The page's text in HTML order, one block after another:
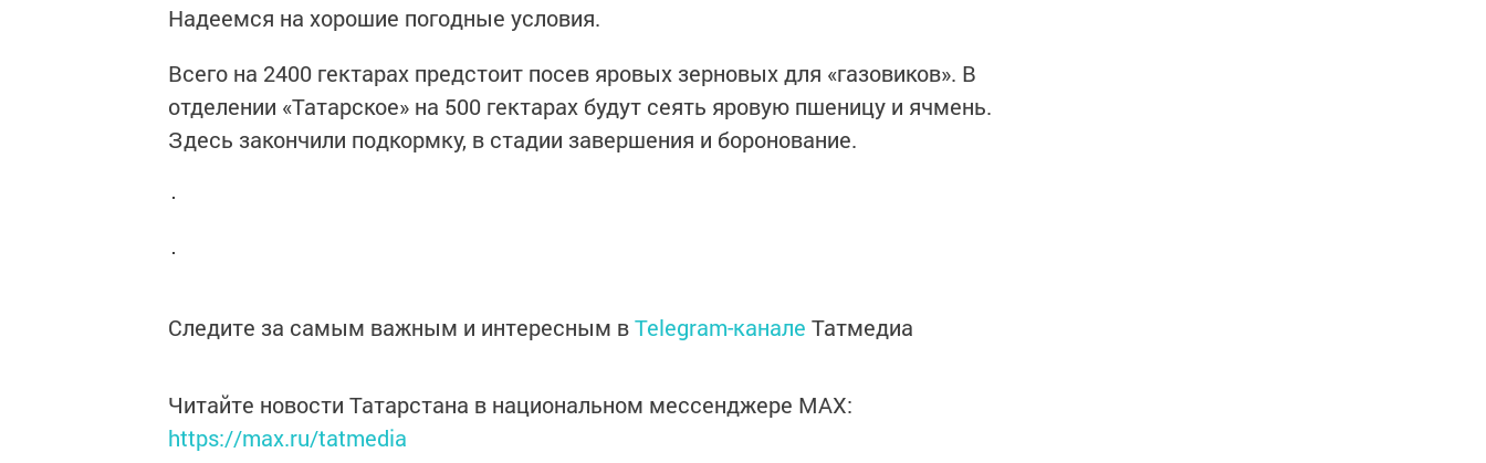
Надеемся на хорошие погодные условия.
Всего на 2400 гектарах предстоит посев яровых зерновых для «газовиков». В
отделении «Татарское» на 500 гектарах будут сеять яровую пшеницу и ячмень.
Здесь закончили подкормку, в стадии завершения и боронование.
Следите за самым важным и интересным вTelegram-канале Татмедиа
Читайте новости Татарстана в национальном мессенджере MАХ:
https://max.ru/tatmedia